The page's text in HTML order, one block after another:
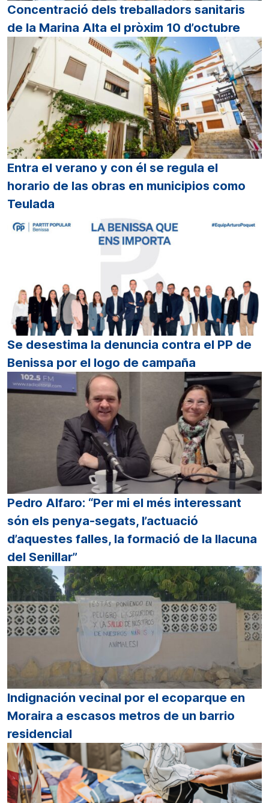
Concentració dels treballadors sanitaris
de la Marina Alta el pròxim 10 d’octubre
Entra el verano y con él se regula el
horario de las obras en municipios como
Teulada
Se desestima la denuncia contra el PP de
Benissa por el logo de campaña
Pedro Alfaro: “Per mi el més interessant
són els penya-segats, l’actuació
d’aquestes falles, la formació de la llacuna
del Senillar”
Indignación vecinal por el ecoparque en
Moraira a escasos metros de un barrio
residencial